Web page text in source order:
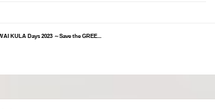
KULA Days 2023 ～Save the GREE...